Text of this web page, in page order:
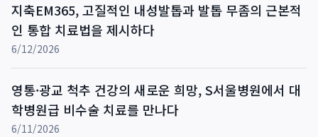
지축EM365, 고질적인 내성발톱과 발톱 무좀의 근본적
인 통합 치료법을 제시하다
6/12/2026
영통·광교 척추 건강의 새로운 희망, S서울병원에서 대
학병원급 비수술 치료를 만나다
6/11/2026